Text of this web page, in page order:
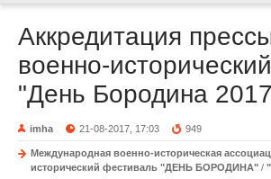
Аккредитация
военно-
"День Бородина
imha 21-08-2017, 17:03 949
Международная военно-историческая
исторический фестиваль "ДЕНЬ БОРОДИНА" /